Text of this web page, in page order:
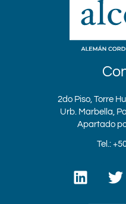
2do Piso, Torre
Urb. Marbella,
Apartado
Tel.:
L
i
T
w